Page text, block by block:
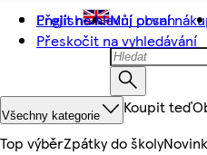
Přejít na hlavní obsah
Přeskočit na vyhledávání
English Můj první
Všechny kategorie Koupit teď
Top výběrZpátky do školy